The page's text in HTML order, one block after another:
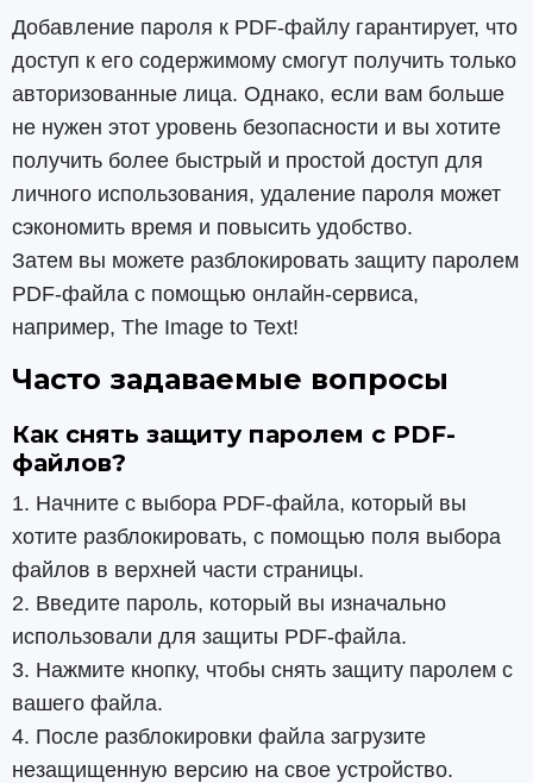
Добавление пароля к PDF-файлу гарантирует, что
доступ к его содержимому смогут получить только
авторизованные лица. Однако, если вам больше
не нужен этот уровень безопасности и вы хотите
получить более быстрый и простой доступ для
личного использования, удаление пароля может
сэкономить время и повысить удобство.
Затем вы можете разблокировать защиту паролем
PDF-файла с помощью онлайн-сервиса,
например, The Image to Text!
Часто задаваемые вопросы
Как снять защиту паролем с PDF-
файлов?
1. Начните с выбора PDF-файла, который вы
хотите разблокировать, с помощью поля выбора
файлов в верхней части страницы.
2. Введите пароль, который вы изначально
использовали для защиты PDF-файла.
3. Нажмите кнопку, чтобы снять защиту паролем с
вашего файла.
4. После разблокировки файла загрузите
незащищенную версию на свое устройство.